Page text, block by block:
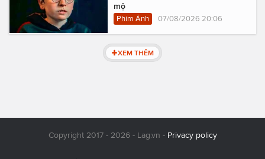
mộ
Phim Ảnh 07/08/2026 20:06
XEM THÊM
Copyright 2017 - 2026 - Lag.vn - Privacy policy